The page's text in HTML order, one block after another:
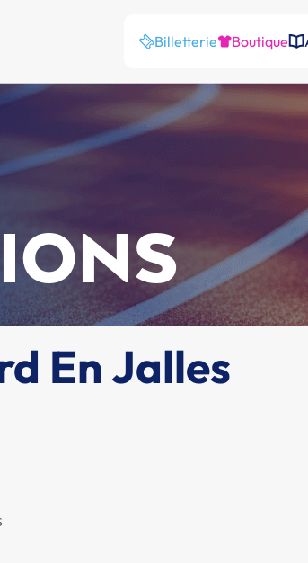
Billetterie Boutique
En Jalles